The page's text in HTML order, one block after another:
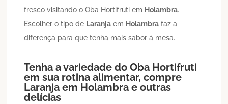
fresco visitando o Oba Hortifruti em Holambra.
Escolher o tipo de Laranja em Holambra faz a
diferença para que tenha mais sabor à mesa.
Tenha a variedade do Oba Hortifruti
em sua rotina alimentar, compre
Laranja em Holambra e outras
delícias